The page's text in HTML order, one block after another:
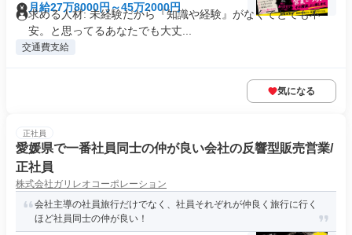
月給27万8000円～45万2000円
求める人材: 未経験だから『知識や経験』がなくてとても不
安。と思ってるあなたでも大丈...
交通費支給
気になる
正社員
愛媛県で一番社員同士の仲が良い会社の反響型販売営業/
正社員
株式会社ガリレオコーポレーション
会社主導の社員旅行だけでなく、社員それぞれが仲良く旅行に行く
ほど社員同士の仲が良い！